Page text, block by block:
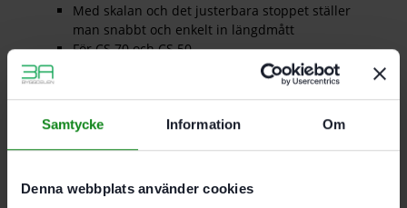
Samtycke Information Om
Denna webbplats använder cookies
Med skalan och det justerbara stoppet ställer
man snabbt och enkelt in längdmått
För CS 70 och CS 50
Utdragbar. med stöd. uppläggningsyta.
Måttbandet dras och rullas enkelt ut med
teleskopmekanismen
Längd 1200 – 2050 mm